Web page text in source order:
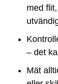
med
– det
Mät